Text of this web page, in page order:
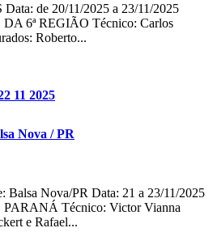
Data: de 20/11/2025 a 23/11/2025
6ª REGIÃO Técnico: Carlos
Roberto...
11 2025
Nova / PR
Balsa Nova/PR Data: 21 a 23/11/2025
PARANÁ Técnico: Victor Vianna
e Rafael...